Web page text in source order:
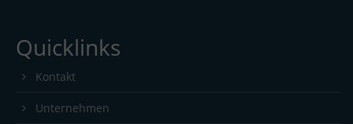
Quicklinks
Kontakt
Unternehmen